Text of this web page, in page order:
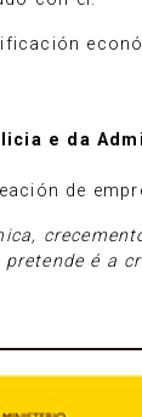
e da
de
é a